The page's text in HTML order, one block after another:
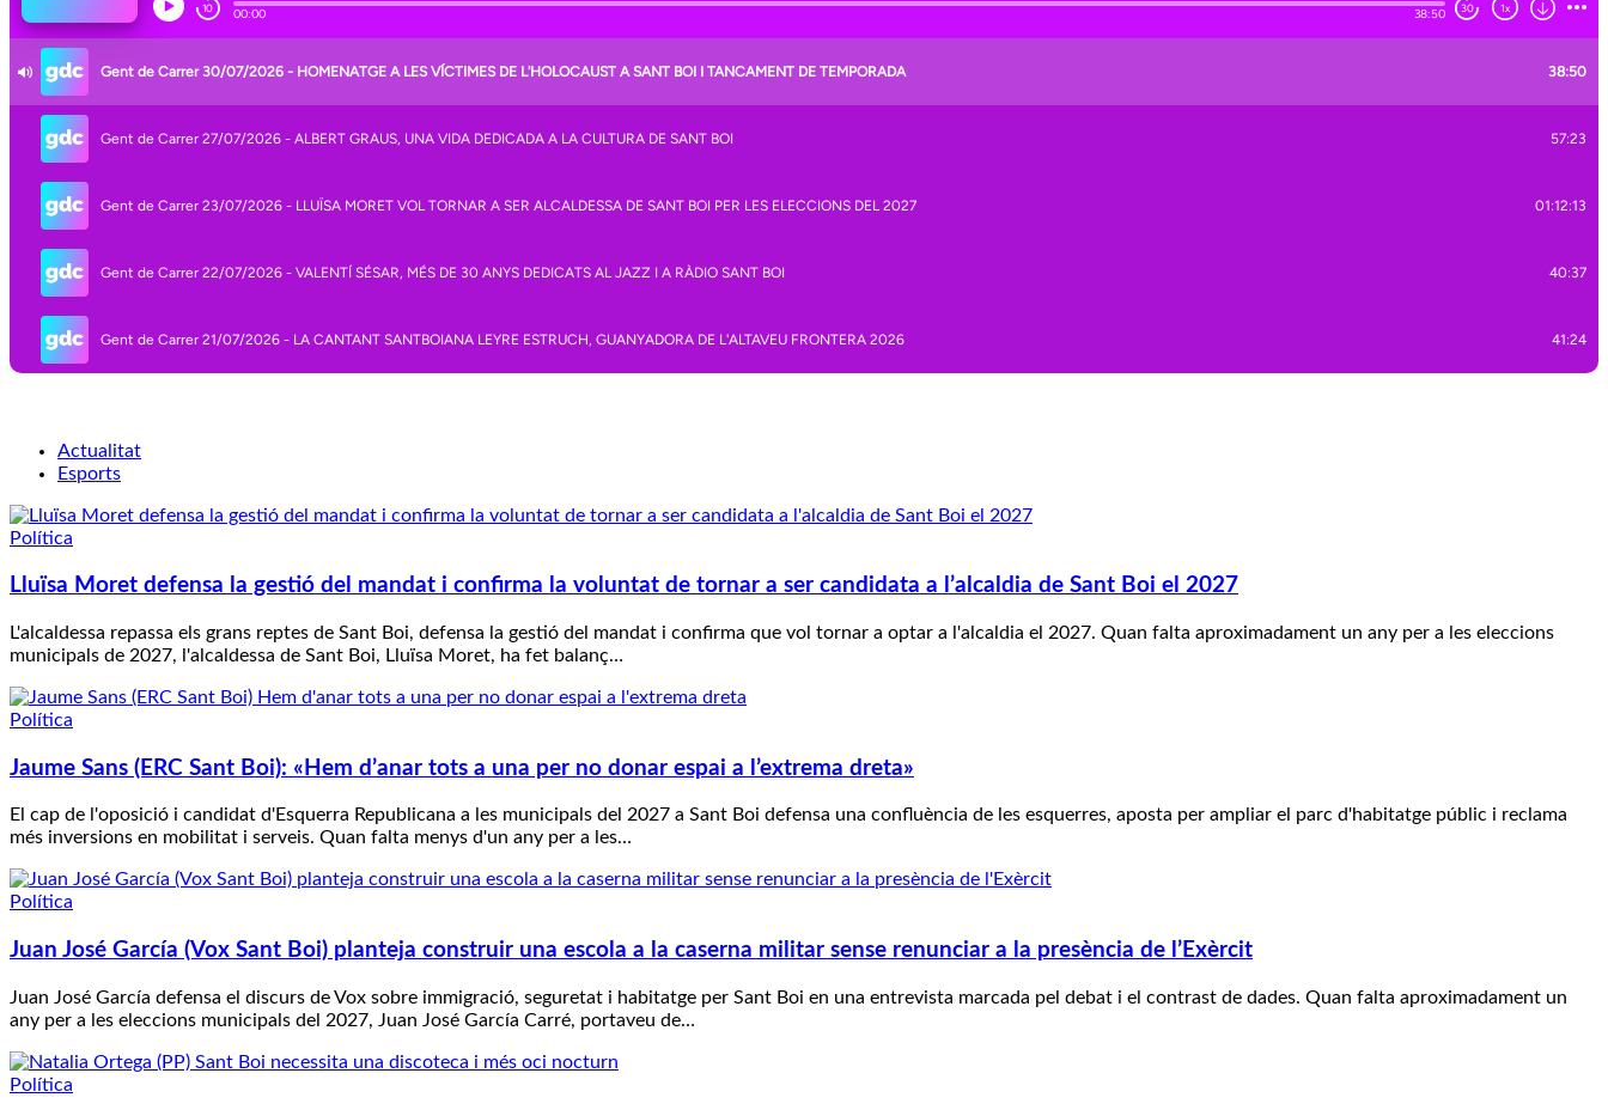
Actualitat
Esports
Política
Lluïsa Moret defensa la gestió del mandat i confirma la voluntat de tornar a ser candidata a l’alcaldia de Sant Boi el 2027
L'alcaldessa repassa els grans reptes de Sant Boi, defensa la gestió del mandat i confirma que vol tornar a optar a l'alcaldia el 2027. Quan falta aproximadament un any per a les eleccions
municipals de 2027, l'alcaldessa de Sant Boi, Lluïsa Moret, ha fet balanç…
Política
Jaume Sans (ERC Sant Boi): «Hem d’anar tots a una per no donar espai a l’extrema dreta»
El cap de l'oposició i candidat d'Esquerra Republicana a les municipals del 2027 a Sant Boi defensa una confluència de les esquerres, aposta per ampliar el parc d'habitatge públic i reclama
més inversions en mobilitat i serveis. Quan falta menys d'un any per a les…
Política
Juan José García (Vox Sant Boi) planteja construir una escola a la caserna militar sense renunciar a la presència de l’Exèrcit
Juan José García defensa el discurs de Vox sobre immigració, seguretat i habitatge per Sant Boi en una entrevista marcada pel debat i el contrast de dades. Quan falta aproximadament un
any per a les eleccions municipals del 2027, Juan José García Carré, portaveu de…
Política